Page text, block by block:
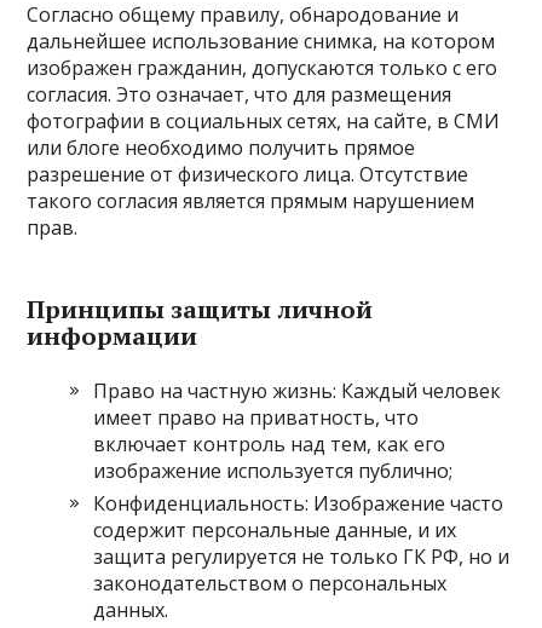
Согласно общему правилу, обнародование и
дальнейшее использование снимка, на котором
изображен гражданин, допускаются только с его
согласия. Это означает, что для размещения
фотографии в социальных сетях, на сайте, в СМИ
или блоге необходимо получить прямое
разрешение от физического лица. Отсутствие
такого согласия является прямым нарушением
прав.
Принципы защиты личной
информации
Право на частную жизнь: Каждый человек
имеет право на приватность, что
включает контроль над тем, как его
изображение используется публично;
Конфиденциальность: Изображение часто
содержит персональные данные, и их
защита регулируется не только ГК РФ, но и
законодательством о персональных
данных.